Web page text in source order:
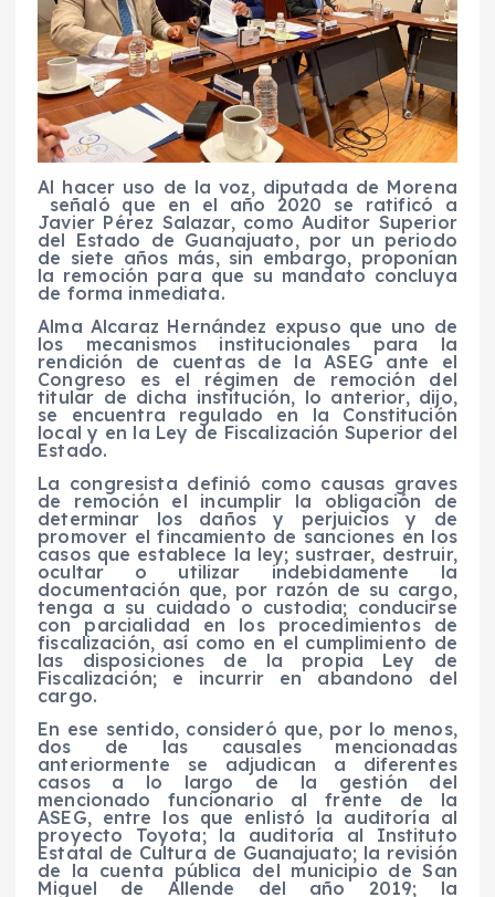
Al hacer uso de la voz, diputada de Morena
señaló que en el año 2020 se ratificó a
Javier Pérez Salazar, como Auditor Superior
del Estado de Guanajuato, por un periodo
de siete años más, sin embargo, proponían
la remoción para que su mandato concluya
de forma inmediata.
Alma Alcaraz Hernández expuso que uno de
los mecanismos institucionales para la
rendición de cuentas de la ASEG ante el
Congreso es el régimen de remoción del
titular de dicha institución, lo anterior, dijo,
se encuentra regulado en la Constitución
local y en la Ley de Fiscalización Superior del
Estado.
La congresista definió como causas graves
de remoción el incumplir la obligación de
determinar los daños y perjuicios y de
promover el fincamiento de sanciones en los
casos que establece la ley; sustraer, destruir,
ocultar o utilizar indebidamente la
documentación que, por razón de su cargo,
tenga a su cuidado o custodia; conducirse
con parcialidad en los procedimientos de
fiscalización, así como en el cumplimiento de
las disposiciones de la propia Ley de
Fiscalización; e incurrir en abandono del
cargo.
En ese sentido, consideró que, por lo menos,
dos de las causales mencionadas
anteriormente se adjudican a diferentes
casos a lo largo de la gestión del
mencionado funcionario al frente de la
ASEG, entre los que enlistó la auditoría al
proyecto Toyota; la auditoría al Instituto
Estatal de Cultura de Guanajuato; la revisión
de la cuenta pública del municipio de San
Miguel de Allende del año 2019; la